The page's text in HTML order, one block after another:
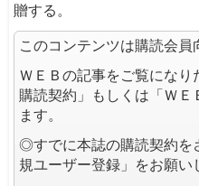
贈する。
このコンテンツは購読会員
ＷＥＢの記事をご覧になり
購読契約」もしくは「ＷＥ
ます。
◎すでに本誌の購読契約を
規ユーザー登録」をお願い